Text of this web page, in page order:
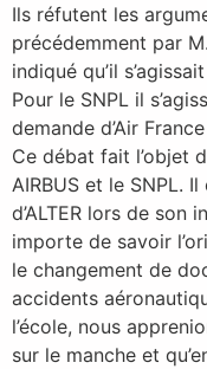
Ils réfutent les
précédemment par
indiqué qu’il
Pour le SNPL il
demande d’Air
Ce débat fait l’objet
AIRBUS et le SNPL.
d’ALTER lors de son
importe de savoir
le changement de
accidents
l’école, nous
sur le manche et